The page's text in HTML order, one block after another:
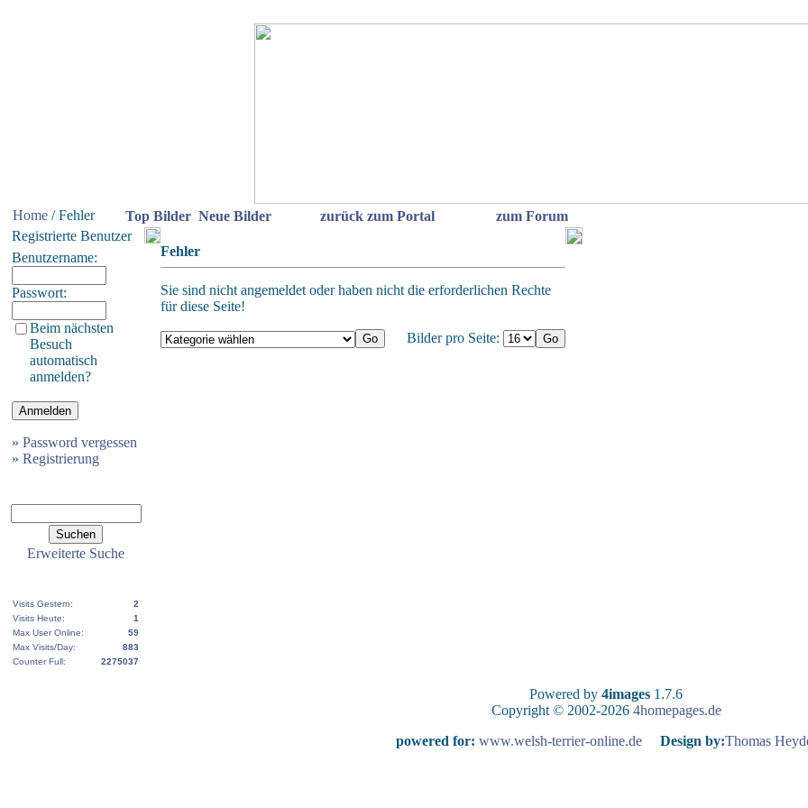
Home / Fehler Top Bilder Neue Bilder zurück zum Portal
zum Forum
Registrierte Benutzer
Benutzername:
Passwort:
Beim nächsten
Besuch
automatisch
anmelden?
» Password vergessen
» Registrierung
Erweiterte Suche
Visits Gestern:
2
Visits Heute:
1
Max User Online:
59
Max Visits/Day:
883
Counter Full:
2275037
Fehler
Sie sind nicht angemeldet oder haben nicht die erforderlichen Rechte
für diese Seite!
Bilder pro Seite:
Powered by 4images 1.7.6
Copyright © 2002-2026 4homepages.de
powered for: www.welsh-terrier-online.de Design by:Thomas